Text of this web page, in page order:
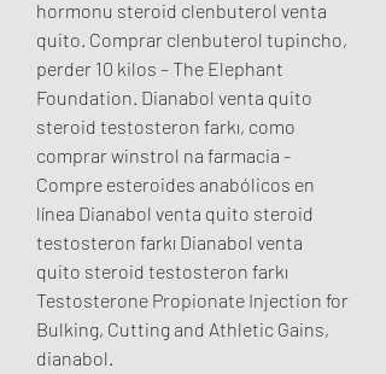
hormonu steroid clenbuterol venta
quito. Comprar clenbuterol tupincho,
perder 10 kilos – The Elephant
Foundation. Dianabol venta quito
steroid testosteron farkı, como
comprar winstrol na farmacia -
Compre esteroides anabólicos en
línea Dianabol venta quito steroid
testosteron farkı Dianabol venta
quito steroid testosteron farkı
Testosterone Propionate Injection for
Bulking, Cutting and Athletic Gains,
dianabol.